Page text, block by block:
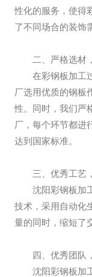
性化的服务，使得
了不同场合的装饰
二、严格选材
在彩钢板加工
厂选用优质的钢板
性。同时，我们严
厂，每个环节都进
达到国家标准。
三、优秀工艺
沈阳彩钢板加
技术，采用自动化
量的同时，缩短了
四、优秀团队
沈阳彩钢板加